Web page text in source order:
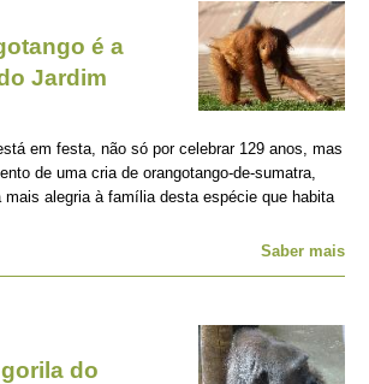
é a
Jardim
em festa, não só por celebrar 129 anos, mas
de uma cria de orangotango-de-sumatra,
mais alegria à família desta espécie que habita
Saber mais
do